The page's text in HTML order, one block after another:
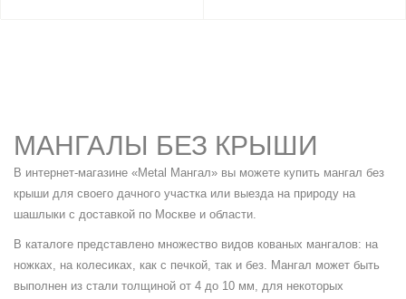
МАНГАЛЫ БЕЗ КРЫШИ
В интернет-магазине «Metal Мангал» вы можете купить мангал без
крыши для своего дачного участка или выезда на природу на
шашлыки с доставкой по Москве и области.
В каталоге представлено множество видов кованых мангалов: на
ножках, на колесиках, как с печкой, так и без. Мангал может быть
выполнен из стали толщиной от 4 до 10 мм, для некоторых